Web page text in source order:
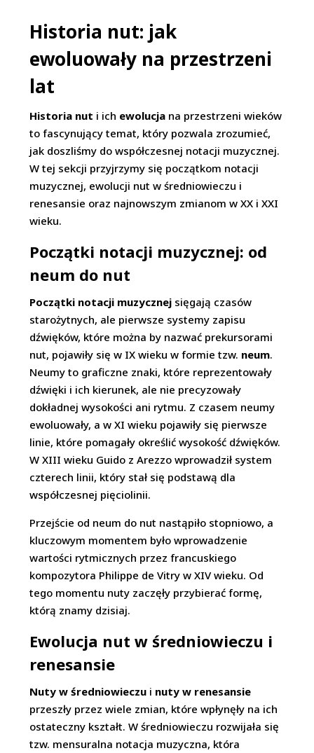
Historia nut: jak
ewoluowały na przestrzeni
lat
Historia nut i ich ewolucja na przestrzeni wieków
to fascynujący temat, który pozwala zrozumieć,
jak doszliśmy do współczesnej notacji muzycznej.
W tej sekcji przyjrzymy się początkom notacji
muzycznej, ewolucji nut w średniowieczu i
renesansie oraz najnowszym zmianom w XX i XXI
wieku.
Początki notacji muzycznej: od
neum do nut
Początki notacji muzycznej sięgają czasów
starożytnych, ale pierwsze systemy zapisu
dźwięków, które można by nazwać prekursorami
nut, pojawiły się w IX wieku w formie tzw. neum.
Neumy to graficzne znaki, które reprezentowały
dźwięki i ich kierunek, ale nie precyzowały
dokładnej wysokości ani rytmu. Z czasem neumy
ewoluowały, a w XI wieku pojawiły się pierwsze
linie, które pomagały określić wysokość dźwięków.
W XIII wieku Guido z Arezzo wprowadził system
czterech linii, który stał się podstawą dla
współczesnej pięciolinii.
Przejście od neum do nut nastąpiło stopniowo, a
kluczowym momentem było wprowadzenie
wartości rytmicznych przez francuskiego
kompozytora Philippe de Vitry w XIV wieku. Od
tego momentu nuty zaczęły przybierać formę,
którą znamy dzisiaj.
Ewolucja nut w średniowieczu i
renesansie
Nuty w średniowieczu i nuty w renesansie
przeszły przez wiele zmian, które wpłynęły na ich
ostateczny kształt. W średniowieczu rozwijała się
tzw. mensuralna notacja muzyczna, która